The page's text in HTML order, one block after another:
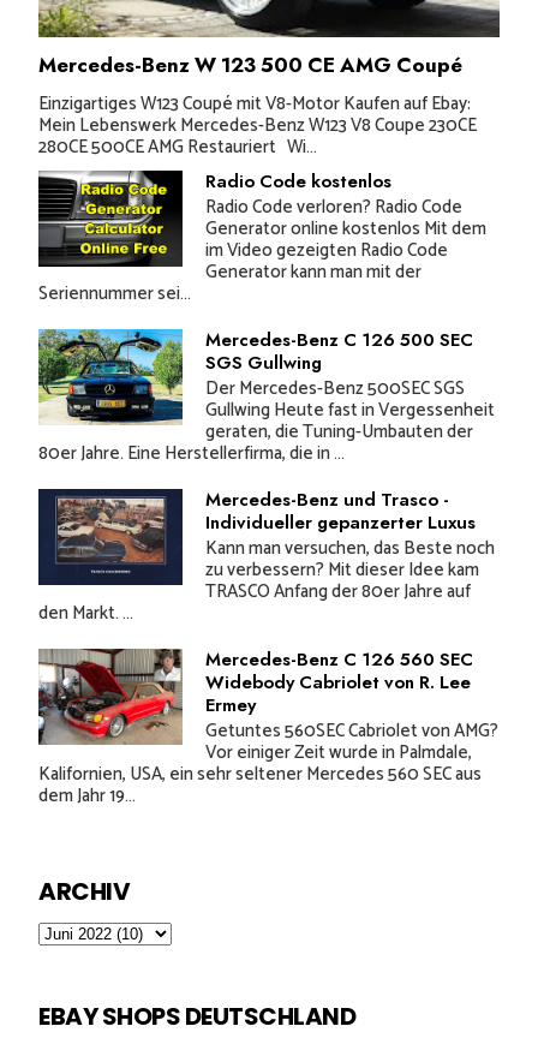
Mercedes-Benz W 123 500 CE AMG Coupé
Einzigartiges W123 Coupé mit V8-Motor Kaufen auf Ebay:
Mein Lebenswerk Mercedes-Benz W123 V8 Coupe 230CE
280CE 500CE AMG Restauriert Wi...
Radio Code kostenlos
Radio Code verloren? Radio Code
Generator online kostenlos Mit dem
im Video gezeigten Radio Code
Generator kann man mit der
Seriennummer sei...
Mercedes-Benz C 126 500 SEC
SGS Gullwing
Der Mercedes-Benz 500SEC SGS
Gullwing Heute fast in Vergessenheit
geraten, die Tuning-Umbauten der
80er Jahre. Eine Herstellerfirma, die in ...
Mercedes-Benz und Trasco -
Individueller gepanzerter Luxus
Kann man versuchen, das Beste noch
zu verbessern? Mit dieser Idee kam
TRASCO Anfang der 80er Jahre auf
den Markt. ...
Mercedes-Benz C 126 560 SEC
Widebody Cabriolet von R. Lee
Ermey
Getuntes 560SEC Cabriolet von AMG?
Vor einiger Zeit wurde in Palmdale,
Kalifornien, USA, ein sehr seltener Mercedes 560 SEC aus
dem Jahr 19...
ARCHIV
EBAY SHOPS DEUTSCHLAND